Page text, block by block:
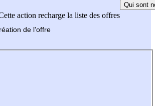
action recharge la liste des offres
Qui sont
de l'offre